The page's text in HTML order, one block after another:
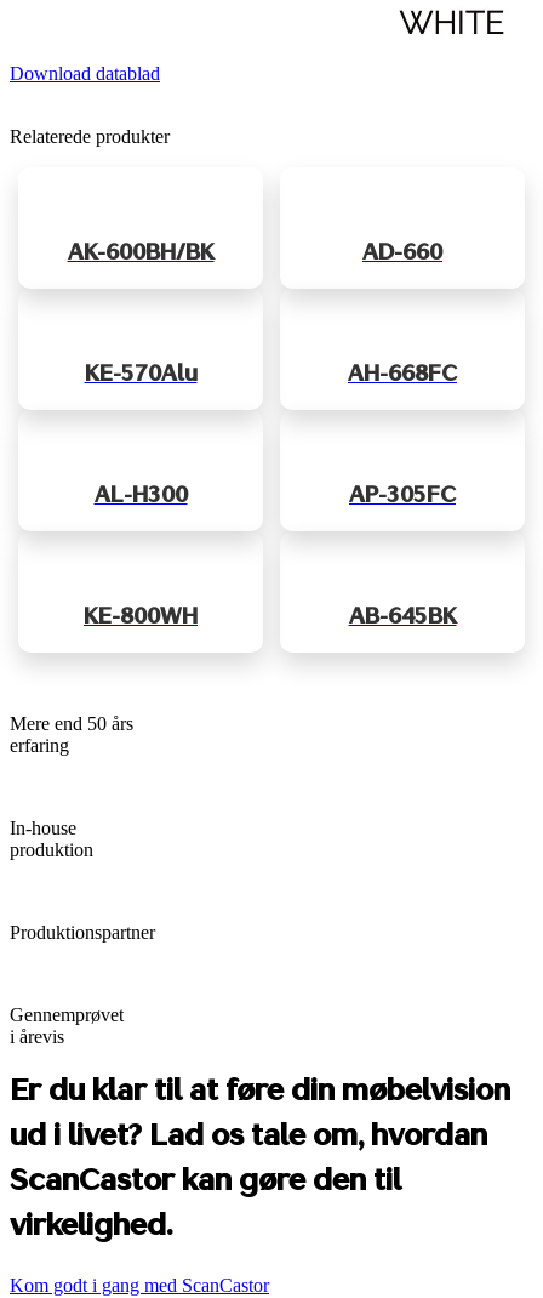
Download datablad
Relaterede produkter
AK-600BH/BK AD-660
KE-570Alu AH-668FC
AL-H300 AP-305FC
KE-800WH AB-645BK
Mere end 50 års
erfaring
In-house
produktion
Produktionspartner
Gennemprøvet
i årevis
Er du klar til at føre din møbelvision
ud i livet? Lad os tale om, hvordan
ScanCastor kan gøre den til
virkelighed.
Kom godt i gang med ScanCastor